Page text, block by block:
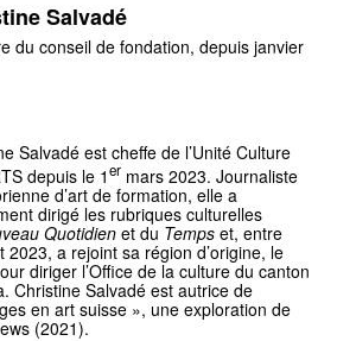
Salvadé
du conseil de fondation, depuis janvier
Salvadé est cheffe de l’Unité Culture
depuis le 1er mars 2023. Journaliste
d’art de formation, elle a
dirigé les rubriques culturelles
Quotidien et du Temps et, entre
2023, a rejoint sa région d’origine, le
diriger l’Office de la culture du canton
Christine Salvadé est autrice de
en art suisse », une exploration de
(2021).